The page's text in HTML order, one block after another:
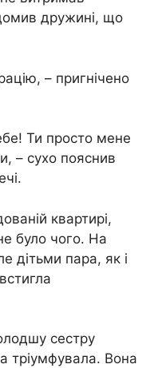
дружині, що
– пригнічено
Ти просто мене
– сухо пояснив
квартирі,
було чого. На
дітьми пара, як і
сестру
тріумфувала. Вона